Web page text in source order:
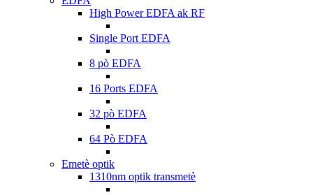
High Power EDFA ak RF
Single Port EDFA
8 pò EDFA
16 Ports EDFA
32 pò EDFA
64 Pò EDFA
Emetè optik
1310nm optik transmetè